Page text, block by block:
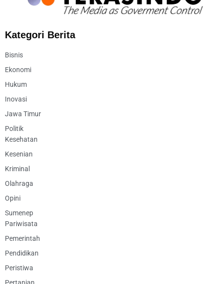
Kategori Berita
Bisnis
Ekonomi
Hukum
Inovasi
Jawa Timur
Politik
Kesehatan
Kesenian
Kriminal
Olahraga
Opini
Sumenep
Pariwisata
Pemerintah
Pendidikan
Peristiwa